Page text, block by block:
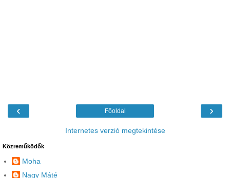
‹ ›
Főoldal
Internetes verzió megtekintése
Közreműködők
Moha
Nagy Máté